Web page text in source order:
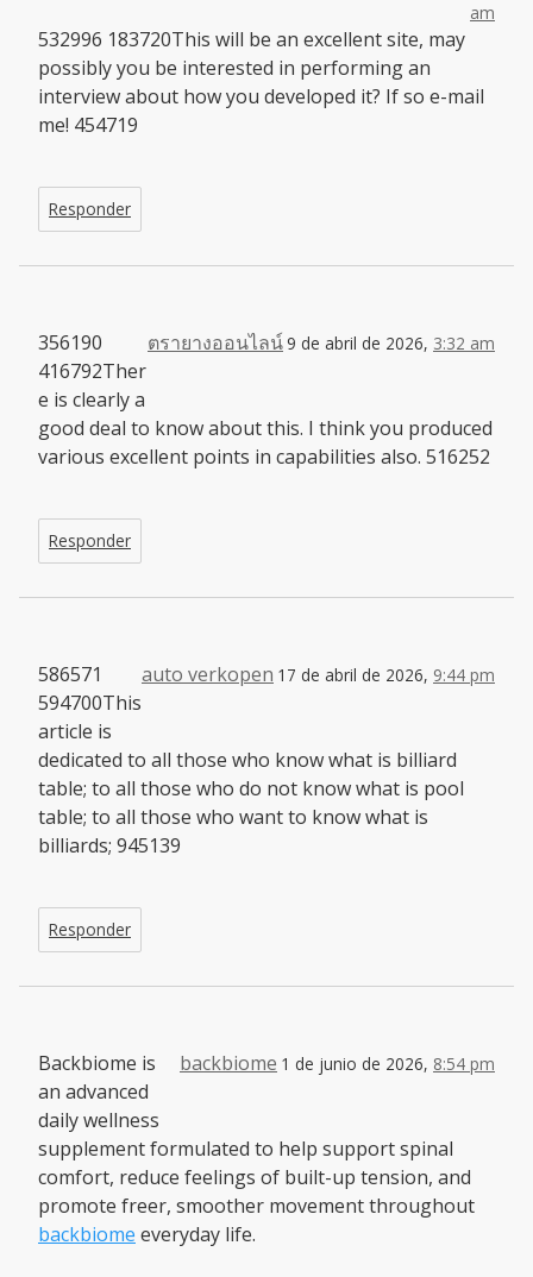
am
532996 183720This will be an excellent site, may
possibly you be interested in performing an
interview about how you developed it? If so e-mail
me! 454719
Responder
ตรายางออนไลน์9 de abril de 2026, 3:32 am
356190
416792Ther
e is clearly a
good deal to know about this. I think you produced
various excellent points in capabilities also. 516252
Responder
auto verkopen 17 de abril de 2026, 9:44 pm
586571
594700This
article is
dedicated to all those who know what is billiard
table; to all those who do not know what is pool
table; to all those who want to know what is
billiards; 945139
Responder
backbiome 1 de junio de 2026, 8:54 pm
Backbiome is
an advanced
daily wellness
supplement formulated to help support spinal
comfort, reduce feelings of built-up tension, and
promote freer, smoother movement throughout
backbiome everyday life.